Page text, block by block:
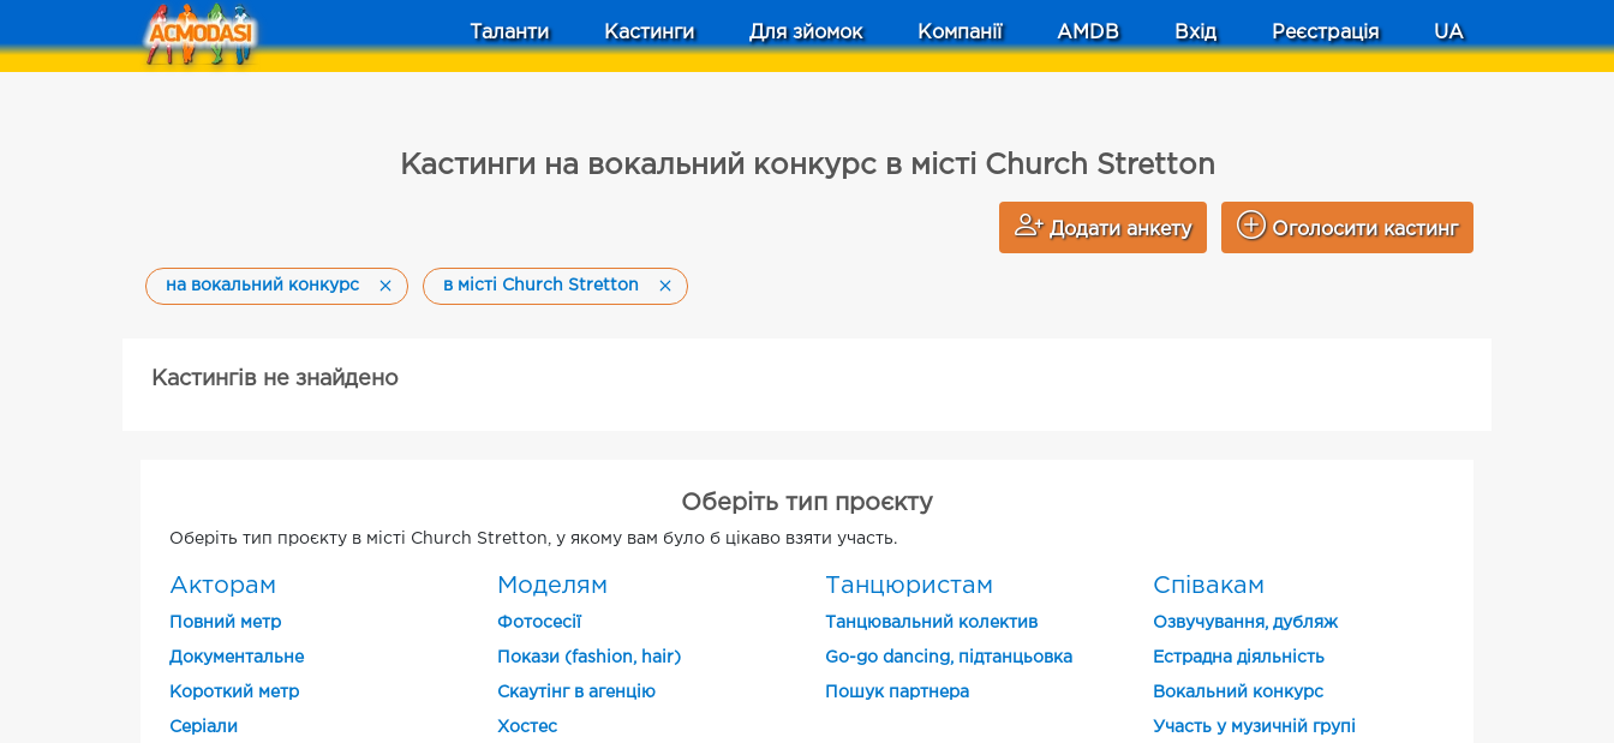
Таланти Кастинги Для зйомок Компанії AMDB Вхід Реєстрація UA
Кастинги на вокальний конкурс в місті Church Stretton
Додати анкету Оголосити кастинг
на вокальний конкурс в місті Church Stretton
Кастингів не знайдено
Оберіть тип проєкту
Оберіть тип проєкту в місті Church Stretton, у якому вам було б цікаво взяти участь.
Акторам
Повний метр
Документальне
Короткий метр
Cеріали
Моделям
Фотосесії
Покази (fashion, hair)
Скаутінг в агенцію
Хостес
Танцюристам
Танцювальний колектив
Go-go dancing, підтанцьовка
Пошук партнера
Співакам
Озвучування, дубляж
Естрадна діяльність
Вокальний конкурс
Участь у музичній групі